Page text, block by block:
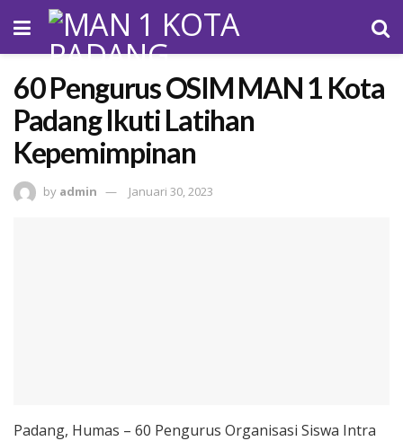
60 Pengurus OSIM MAN 1 Kota
Padang Ikuti Latihan
Kepemimpinan
by admin Januari 30, 2023
Padang, Humas – 60 Pengurus Organisasi Siswa Intra